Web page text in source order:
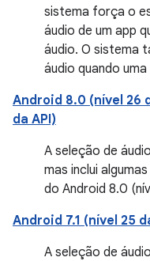
sistema força o
áudio de um app
áudio. O sistema
áudio quando
Android 8.0 (nível 26
da API)
A seleção de
mas inclui
do Android 8.0
Android 7.1 (nível 25
A seleção de